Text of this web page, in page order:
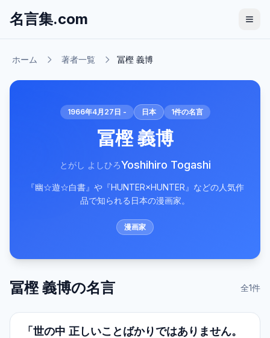
名言集.com
ホーム 著者一覧 冨樫 義博
1966年4月27日 - 日本 1件の名言
冨樫 義博
とがし よしひろYoshihiro Togashi
『幽☆遊☆白書』や『HUNTER×HUNTER』などの人気作
品で知られる日本の漫画家。
漫画家
冨樫 義博の名言 全1件
「世の中 正しいことばかりではありません。